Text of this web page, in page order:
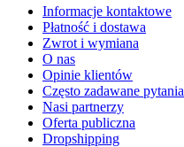
Informacje kontaktowe
Płatność i dostawa
Zwrot i wymiana
O nas
Opinie klientów
Często zadawane pytania
Nasi partnerzy
Oferta publiczna
Dropshipping